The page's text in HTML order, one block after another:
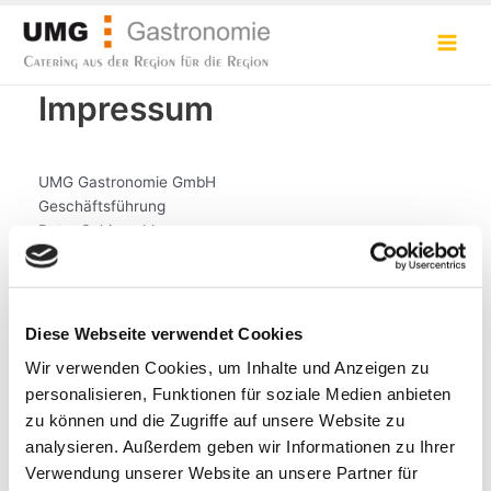
Diese Webseite verwendet Cookies
Wir verwenden Cookies, um Inhalte und Anzeigen zu
personalisieren, Funktionen für soziale Medien anbieten
zu können und die Zugriffe auf unsere Website zu
analysieren. Außerdem geben wir Informationen zu Ihrer
Verwendung unserer Website an unsere Partner für
Inhalt
springen
Main
Impressum
UMG Gastronomie GmbH
Geschäftsführung
Peter Schierschke,
Dipl.-Kfm. (FH) Marcus Bühre
37075 Göttingen
Amtsgericht Göttingen, HRB 200212
USt.-IdNr: DE 286005408
Plattform der EU-Kommission zur Online-Streitbeilegung:
https://www.ec.europa.eu/consumers/odr